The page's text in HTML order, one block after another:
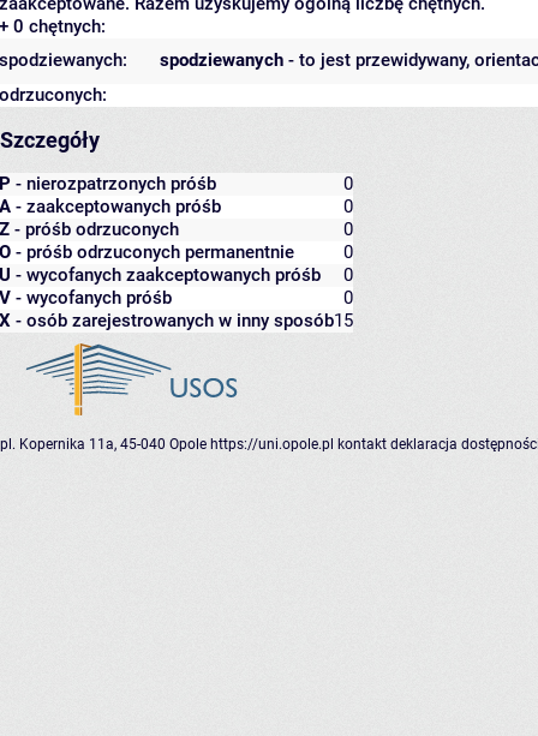
+ 0 chętnych:
spodziewanych - to jest przewidywany,
spodziewanych:
odrzuconych:
Szczegóły
P - nierozpatrzonych próśb
0
A - zaakceptowanych próśb
0
Z - próśb odrzuconych
0
O - próśb odrzuconych permanentnie
0
U - wycofanych zaakceptowanych próśb
0
V - wycofanych próśb
0
X - osób zarejestrowanych w inny sposób15
pl. Kopernika 11a, 45-040 Opole https://uni.opole.pl kontakt deklaracja